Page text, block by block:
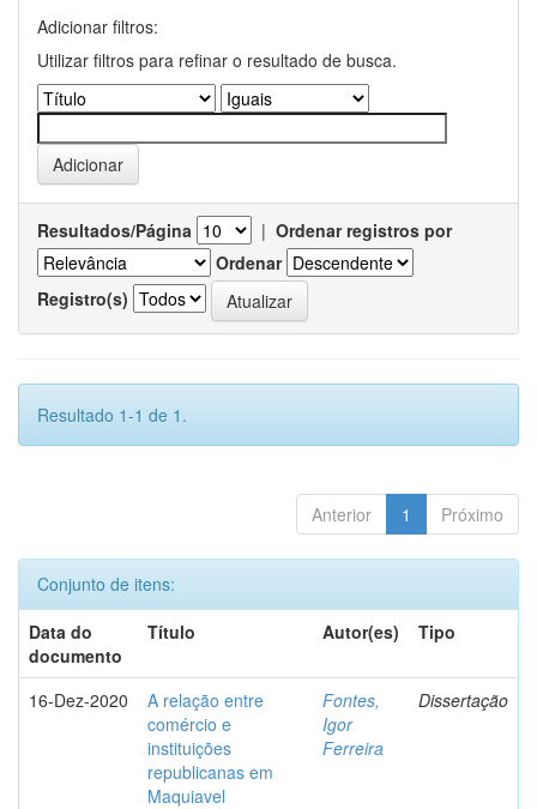
Adicionar filtros:
Utilizar filtros para refinar o resultado de busca.
Resultados/Página | Ordenar registros por
Ordenar
Registro(s)
Resultado 1-1 de 1.
Anterior 1 Próximo
Conjunto de itens:
Data do
documento
Título Autor(es) Tipo
16-Dez-2020
A relação entre
comércio e
instituições
republicanas em
Maquiavel
Fontes,
Igor
Ferreira
Dissertação